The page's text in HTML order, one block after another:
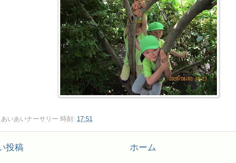
あいあいナーサリー 時刻: 17:51
投稿 ホーム